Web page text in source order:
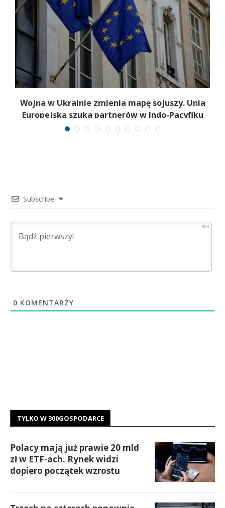
Wojna w Ukrainie zmienia mapę sojuszy. Unia
Europejska szuka partnerów w Indo-Pacyfiku
Subscribe
500
0 KOMENTARZY
TYLKO W 300GOSPODARCE
Polacy mają już prawie 20 mld
zł w ETF-ach. Rynek widzi
dopiero początek wzrostu